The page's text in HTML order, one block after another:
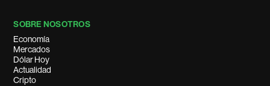
SOBRE NOSOTROS
Economía
Mercados
Dólar Hoy
Actualidad
Cripto